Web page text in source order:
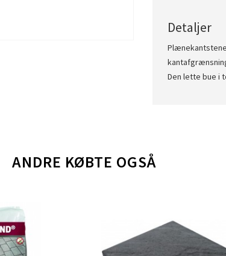
Detaljer
Den lette bue i
ANDRE KØBTE OGSÅ